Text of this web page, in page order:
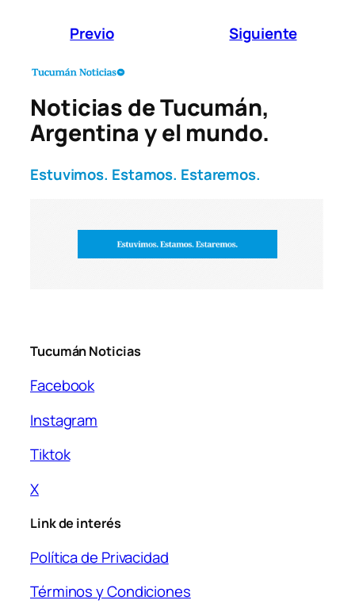
Previo Siguiente
Noticias de Tucumán,
Argentina y el mundo.
Estuvimos. Estamos. Estaremos.
Tucumán Noticias
Facebook
Instagram
Tiktok
X
Link de interés
Política de Privacidad
Términos y Condiciones